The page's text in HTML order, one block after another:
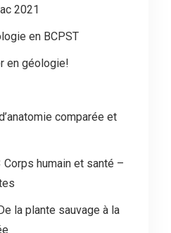
2021
en BCPST
en géologie!
comparée et
Corps humain et santé –
la plante sauvage à la